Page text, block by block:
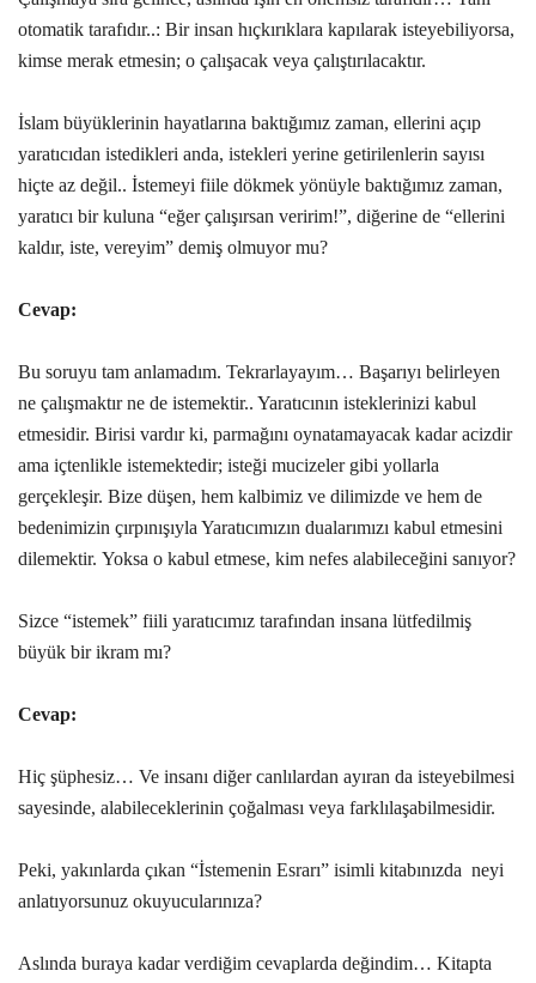
otomatik tarafıdır..: Bir insan hıçkırıklara kapılarak isteyebiliyorsa,
kimse merak etmesin; o çalışacak veya çalıştırılacaktır.
İslam büyüklerinin hayatlarına baktığımız zaman, ellerini açıp
yaratıcıdan istedikleri anda, istekleri yerine getirilenlerin sayısı
hiçte az değil.. İstemeyi fiile dökmek yönüyle baktığımız zaman,
yaratıcı bir kuluna “eğer çalışırsan veririm!”, diğerine de “ellerini
kaldır, iste, vereyim” demiş olmuyor mu?
Cevap:
Bu soruyu tam anlamadım. Tekrarlayayım… Başarıyı belirleyen
ne çalışmaktır ne de istemektir.. Yaratıcının isteklerinizi kabul
etmesidir. Birisi vardır ki, parmağını oynatamayacak kadar acizdir
ama içtenlikle istemektedir; isteği mucizeler gibi yollarla
gerçekleşir. Bize düşen, hem kalbimiz ve dilimizde ve hem de
bedenimizin çırpınışıyla Yaratıcımızın dualarımızı kabul etmesini
dilemektir. Yoksa o kabul etmese, kim nefes alabileceğini sanıyor?
Sizce “istemek” fiili yaratıcımız tarafından insana lütfedilmiş
büyük bir ikram mı?
Cevap:
Hiç şüphesiz… Ve insanı diğer canlılardan ayıran da isteyebilmesi
sayesinde, alabileceklerinin çoğalması veya farklılaşabilmesidir.
Peki, yakınlarda çıkan “İstemenin Esrarı” isimli kitabınızda neyi
anlatıyorsunuz okuyucularınıza?
Aslında buraya kadar verdiğim cevaplarda değindim… Kitapta